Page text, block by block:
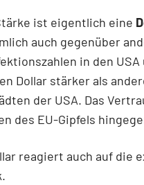
ist eigentlich eine
auch gegenüber
in den
Dollar stärker als
der USA. Das
des EU-Gipfels
reagiert auch auf die